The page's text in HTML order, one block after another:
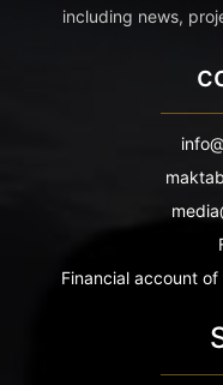
including news,
Financial account